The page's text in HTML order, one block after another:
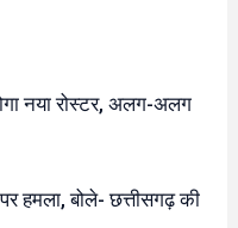
नया रोस्टर, अलग-अलग
हमला, बोले- छत्तीसगढ़ की